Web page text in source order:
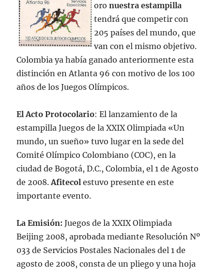
oronuestra estampilla
tendrá que competir con
205 países del mundo, que
van con el mismo objetivo.
Colombia ya había ganado anteriormente esta
distinción en Atlanta 96 con motivo de los 100
años de los Juegos Olímpicos.
El Acto Protocolario: El lanzamiento de la
estampilla Juegos de la XXIX Olimpiada «Un
mundo, un sueño» tuvo lugar en la sede del
Comité Olímpico Colombiano (COC), en la
ciudad de Bogotá, D.C., Colombia, el 1 de Agosto
de 2008.Afitecol estuvo presente en este
importante evento.
La Emisión: Juegos de la XXIX Olimpiada
Beijing 2008, aprobada mediante Resolución Nº
033 de Servicios Postales Nacionales del 1 de
agosto de 2008, consta de un pliego y una hoja